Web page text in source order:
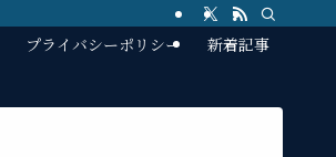
プライバシーポリシー 新着記事